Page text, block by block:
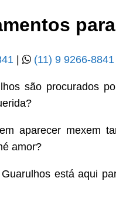
| (11) 9 9266-8841
são procurados
aparecer mexem
amor?
está aqui